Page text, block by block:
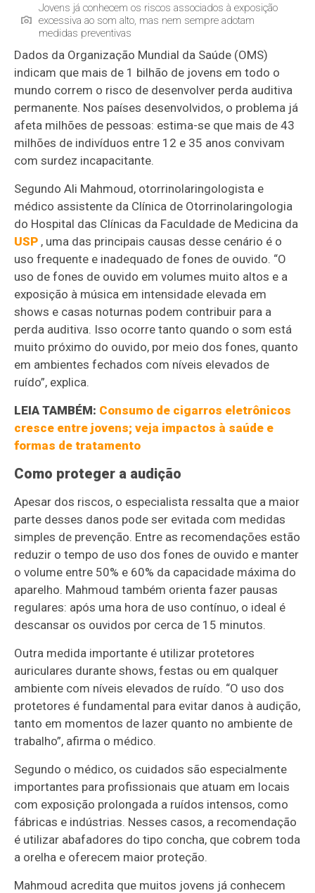
Jovens já conhecem os riscos associados à exposição
excessiva ao som alto, mas nem sempre adotam
medidas preventivas
Dados da Organização Mundial da Saúde (OMS)
indicam que mais de 1 bilhão de jovens em todo o
mundo correm o risco de desenvolver perda auditiva
permanente. Nos países desenvolvidos, o problema já
afeta milhões de pessoas: estima-se que mais de 43
milhões de indivíduos entre 12 e 35 anos convivam
com surdez incapacitante.
Segundo Ali Mahmoud, otorrinolaringologista e
médico assistente da Clínica de Otorrinolaringologia
do Hospital das Clínicas da Faculdade de Medicina da
USP , uma das principais causas desse cenário é o
uso frequente e inadequado de fones de ouvido. “O
uso de fones de ouvido em volumes muito altos e a
exposição à música em intensidade elevada em
shows e casas noturnas podem contribuir para a
perda auditiva. Isso ocorre tanto quando o som está
muito próximo do ouvido, por meio dos fones, quanto
em ambientes fechados com níveis elevados de
ruído”, explica.
LEIA TAMBÉM: Consumo de cigarros eletrônicos
cresce entre jovens; veja impactos à saúde e
formas de tratamento
Como proteger a audição
Apesar dos riscos, o especialista ressalta que a maior
parte desses danos pode ser evitada com medidas
simples de prevenção. Entre as recomendações estão
reduzir o tempo de uso dos fones de ouvido e manter
o volume entre 50% e 60% da capacidade máxima do
aparelho. Mahmoud também orienta fazer pausas
regulares: após uma hora de uso contínuo, o ideal é
descansar os ouvidos por cerca de 15 minutos.
Outra medida importante é utilizar protetores
auriculares durante shows, festas ou em qualquer
ambiente com níveis elevados de ruído. “O uso dos
protetores é fundamental para evitar danos à audição,
tanto em momentos de lazer quanto no ambiente de
trabalho”, afirma o médico.
Segundo o médico, os cuidados são especialmente
importantes para profissionais que atuam em locais
com exposição prolongada a ruídos intensos, como
fábricas e indústrias. Nesses casos, a recomendação
é utilizar abafadores do tipo concha, que cobrem toda
a orelha e oferecem maior proteção.
Mahmoud acredita que muitos jovens já conhecem